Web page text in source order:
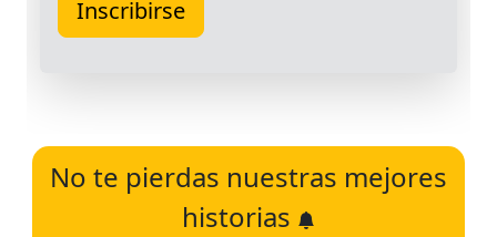
No te pierdas nuestras mejores
historias